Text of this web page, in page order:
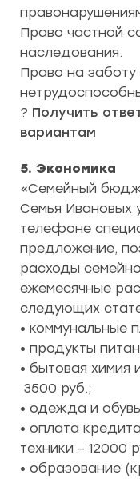
Право частной
наследования.
Право на заботу
? Получить
вариантам
5. Экономика
«Семейный
Семья Ивановых
телефоне
предложение,
расходы
ежемесячные
следующих
• коммунальные
• продукты
• бытовая химия
3500 руб.;
• одежда и
• оплата
техники – 12000
• образование